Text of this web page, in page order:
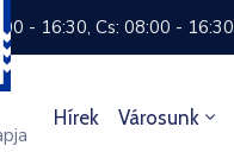
- 16:30, Cs: 08:00 - 16:30
Hírek Városunk